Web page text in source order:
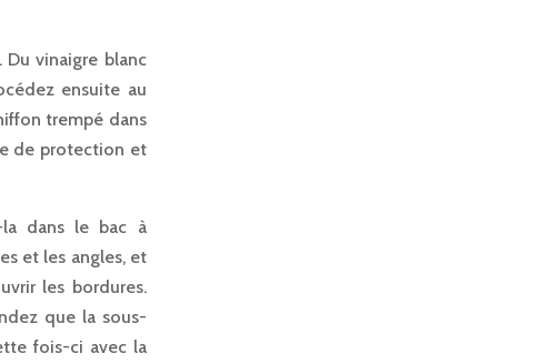
vinaigre blanc
ensuite au
trempé dans
de protection et
la dans le bac à
et les angles, et
les bordures.
que la sous-
fois-ci avec la